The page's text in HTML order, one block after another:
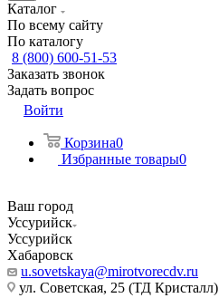
Каталог
По всему сайту
По каталогу
8 (800) 600-51-53
Заказать звонок
Задать вопрос
Войти
Корзина0
Избранные товары0
Ваш город
Уссурийск
Уссурийск
Хабаровск
u.sovetskaya@mirotvorecdv.ru
ул. Советская, 25 (ТД Кристалл)